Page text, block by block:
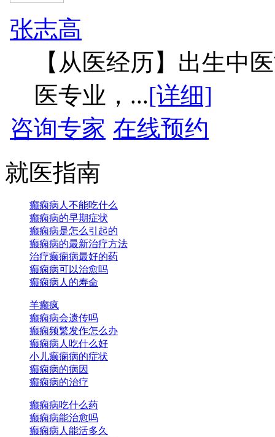
张志高
【从医经历】出生中
医专业，...[详细]
咨询专家 在线预约
就医指南
癫痫病人不能吃什么
癫痫病的早期症状
癫痫病是怎么引起的
癫痫病的最新治疗方法
治疗癫痫病最好的药
癫痫病可以治愈吗
癫痫病人的寿命
羊癫疯
癫痫病会遗传吗
癫痫频繁发作怎么办
癫痫病人吃什么好
小儿癫痫病的症状
癫痫病的病因
癫痫病的治疗
癫痫病吃什么药
癫痫病能治愈吗
癫痫病人能活多久